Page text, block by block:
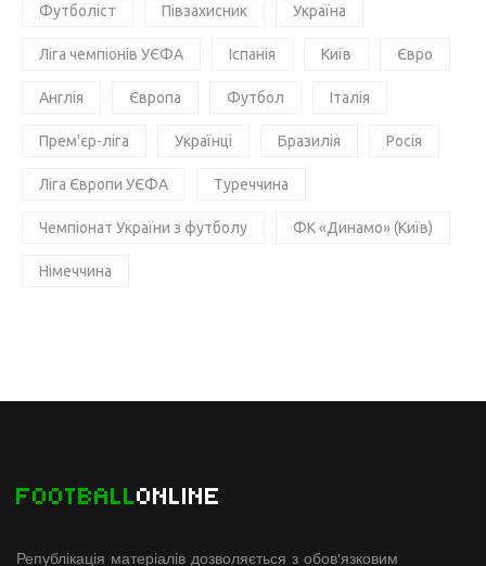
Футболіст Півзахисник Україна
Ліга чемпіонів УЄФА Іспанія Київ Євро
Англія Європа Футбол Італія
Прем'єр-ліга Українці Бразилія Росія
Ліга Європи УЄФА Туреччина
Чемпіонат України з футболу ФК «Динамо» (Київ)
Німеччина
FOOTBALLONLINE
Републікація матеріалів дозволяється з обов'язковим